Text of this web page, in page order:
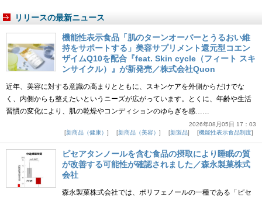
リリースの最新ニュース
機能性表示食品「肌のターンオーバーとうるおい維
持をサポートする」美容サプリメント還元型コエン
ザイムQ10を配合『feat. Skin cycle（フィート スキ
ンサイクル）』が新発売／株式会社Quon
近年、美容に対する意識の高まりとともに、スキンケアを外側からだけでな
く、内側からも整えたいというニーズが広がっています。とくに、年齢や生活
習慣の変化により、肌の乾燥やコンディションのゆらぎを感……
2026年08月05日 17：03
新商品（健康）
新商品（美容） 新製品 機能性表示食品制度
ピセアタンノールを含む食品の摂取により睡眠の質
が改善する可能性が確認されました／森永製菓株式
会社
森永製菓株式会社では、ポリフェノールの一種である「ピセ